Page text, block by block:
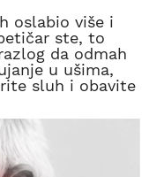
oslabio više i
ste, to
da odmah
u ušima,
sluh i obavite